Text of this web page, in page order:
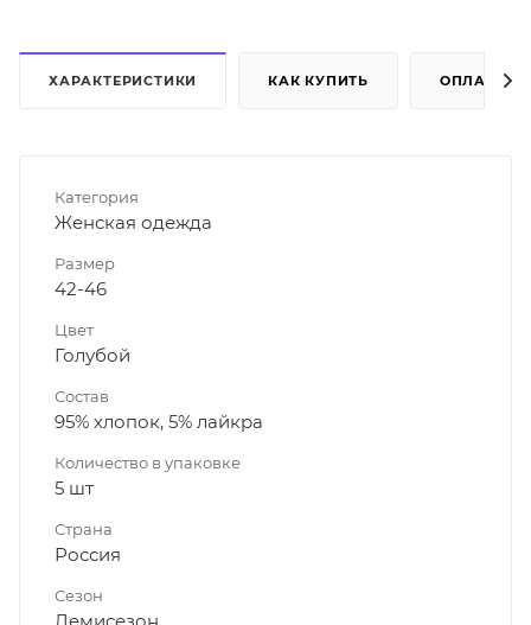
ХАРАКТЕРИСТИКИ КАК КУПИТЬ ОПЛАТА
Категория
Женская одежда
Размер
42-46
Цвет
Голубой
Состав
95% хлопок, 5% лайкра
Количество в упаковке
5 шт
Страна
Россия
Сезон